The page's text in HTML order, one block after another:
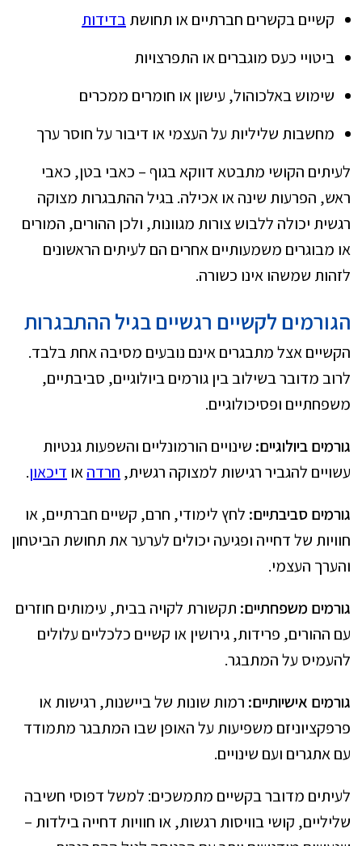
קשיים בקשרים חברתיים או תחושתבדידות
ביטויי כעס מוגברים או התפרצויות
שימוש באלכוהול, עישון או חומרים ממכרים
מחשבות שליליות על העצמי או דיבור על חוסר ערך
לעיתים הקושי מתבטא דווקא בגוף – כאבי בטן, כאבי
ראש, הפרעות שינה או אכילה. בגיל ההתבגרות מצוקה
רגשית יכולה ללבוש צורות מגוונות, ולכן ההורים, המורים
או מבוגרים משמעותיים אחרים הם לעיתים הראשונים
לזהות שמשהו אינו כשורה.
הגורמים לקשיים רגשיים בגיל ההתבגרות
הקשיים אצל מתבגרים אינם נובעים מסיבה אחת בלבד.
לרוב מדובר בשילוב בין גורמים ביולוגיים, סביבתיים,
משפחתיים ופסיכולוגיים.
גורמים ביולוגיים: שינויים הורמונליים והשפעות גנטיות
עשויים להגביר רגישות למצוקה רגשית, חרדהאו דיכאון.
גורמים סביבתיים: לחץ לימודי, חרם, קשיים חברתיים, או
חוויות של דחייה ופגיעה יכולים לערער את תחושת הביטחון
והערך העצמי.
גורמים משפחתיים: תקשורת לקויה בבית, עימותים חוזרים
עם ההורים, פרידות, גירושין או קשיים כלכליים עלולים
להעמיס על המתבגר.
גורמים אישיותיים: רמות שונות של ביישנות, רגישות או
פרפקציוניזם משפיעות על האופן שבו המתבגר מתמודד
עם אתגרים ועם שינויים.
לעיתים מדובר בקשיים מתמשכים: למשל דפוסי חשיבה
שליליים, קושי בוויסות רגשות, או חוויות דחייה בילדות –